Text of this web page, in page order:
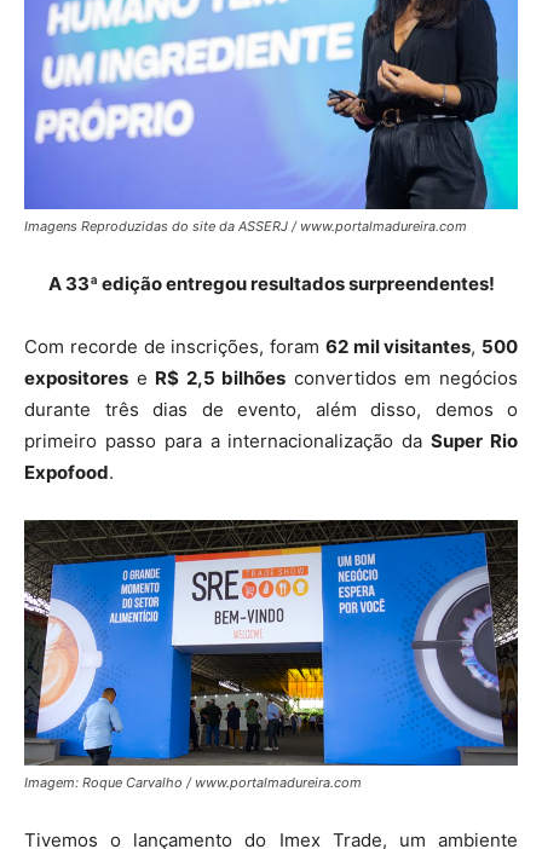
Imagens Reproduzidas do site da ASSERJ / www.portalmadureira.com
A 33ª edição entregou resultados surpreendentes!
Com recorde de inscrições, foram 62 mil visitantes, 500
expositores e R$ 2,5 bilhões convertidos em negócios
durante três dias de evento, além disso, demos o
primeiro passo para a internacionalização daSuper Rio
Expofood.
Imagem: Roque Carvalho / www.portalmadureira.com
Tivemos o lançamento do Imex Trade, um ambiente